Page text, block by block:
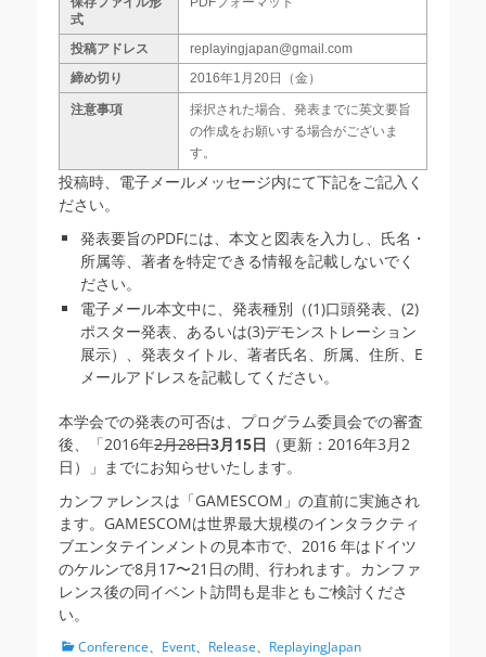
式
投稿アドレス
replayingjapan@gmail.com
締め切り
2016年1月20日（金）
注意事項
採択された場合、発表までに英文要旨
の作成をお願いする場合がございま
す。
投稿時、電子メールメッセージ内にて下記をご記入く
ださい。
発表要旨のPDFには、本文と図表を入力し、氏名・
所属等、著者を特定できる情報を記載しないでく
ださい。
電子メール本文中に、発表種別（(1)口頭発表、(2)
ポスター発表、あるいは(3)デモンストレーション
展示）、発表タイトル、著者氏名、所属、住所、E
メールアドレスを記載してください。
本学会での発表の可否は、プログラム委員会での審査
後、「2016年2月28日3月15日 （更新：2016年3月2
日）」までにお知らせいたします。
カンファレンスは「GAMESCOM」の直前に実施され
ます。GAMESCOMは世界最大規模のインタラクティ
ブエンタテインメントの見本市で、2016 年はドイツ
のケルンで8月17〜21日の間、行われます。カンファ
レンス後の同イベント訪問も是非ともご検討くださ
い。
カ Conference、 Event、 Release、 ReplayingJapan